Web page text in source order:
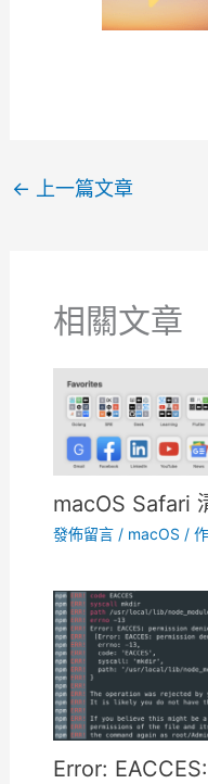
← 上一篇文章
相關文章
macOS Safari
發佈留言 / macOS /
Error: